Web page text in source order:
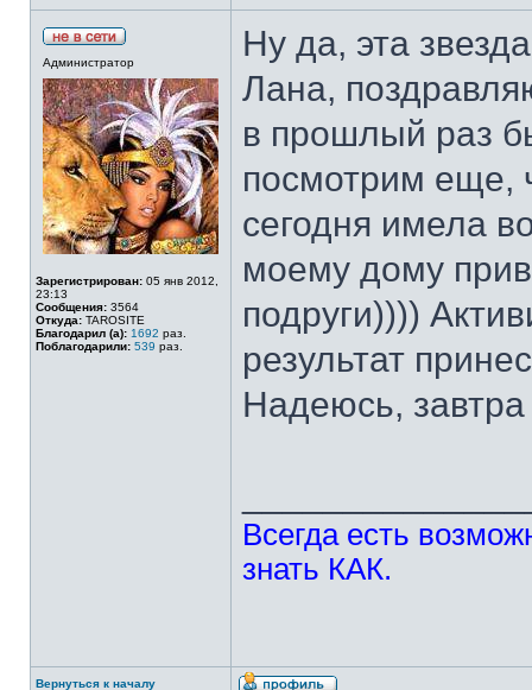
Администратор
Зарегистрирован: 05 янв 2012,
23:13
Сообщения: 3564
Откуда: TAROSITE
Благодарил (а): 1692 раз.
Поблагодарили: 539 раз.
Ну да, эта
Лана,
в прошлый раз
посмотрим еще,
сегодня имела
моему дому
подруги))))
результат
Надеюсь,
Всегда есть
знать КАК.
Вернуться к началу